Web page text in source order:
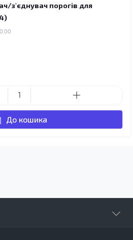
з'єднувач порогів для
До кошика